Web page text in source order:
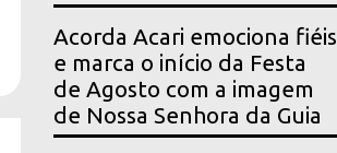
Acorda Acari emociona fiéis
e marca o início da Festa
de Agosto com a imagem
de Nossa Senhora da Guia